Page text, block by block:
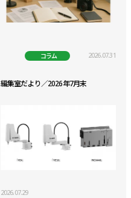
コラム 2026.07.31
編集室だより／2026年7月末
2026.07.29